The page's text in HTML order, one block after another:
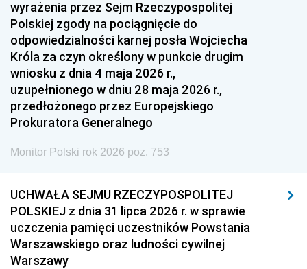
1951 1950 1949
1948 1947
1939 1938 1937
1936 1930
wyrażenia przez Sejm Rzeczypospolitej
Polskiej zgody na pociągnięcie do
odpowiedzialności karnej posła Wojciecha
Króla za czyn określony w punkcie drugim
wniosku z dnia 4 maja 2026 r.,
uzupełnionego w dniu 28 maja 2026 r.,
przedłożonego przez Europejskiego
Prokuratora Generalnego
Monitor Polski rok 2026 poz. 753
UCHWAŁA SEJMU RZECZYPOSPOLITEJ
POLSKIEJ z dnia 31 lipca 2026 r. w sprawie
uczczenia pamięci uczestników Powstania
Warszawskiego oraz ludności cywilnej
Warszawy